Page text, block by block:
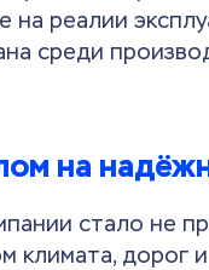
реалии
среди
на
стало не
климата, дорог